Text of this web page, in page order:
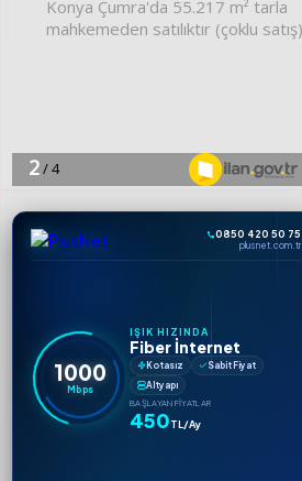
0850 420 50 75
plusnet.com.tr
1000
Mbps
IŞIK HIZINDA
Fiber İnternet
Kotasız
Sabit Fiyat
Altyapı
BAŞLAYAN FIYATLAR
450TL/Ay